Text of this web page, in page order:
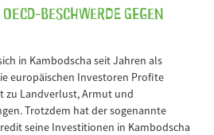
Beschwerde gegen
in Kambodscha seit Jahren als
europäischen Investoren Profite
zu Landverlust, Armut und
Trotzdem hat der sogenannte
seine Investitionen in Kambodscha